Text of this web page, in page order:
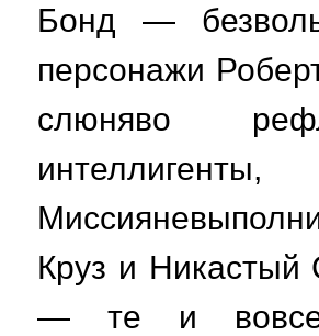
Бонд —
персонажи
слюняво
Круз и Никастый
— те и вовсе